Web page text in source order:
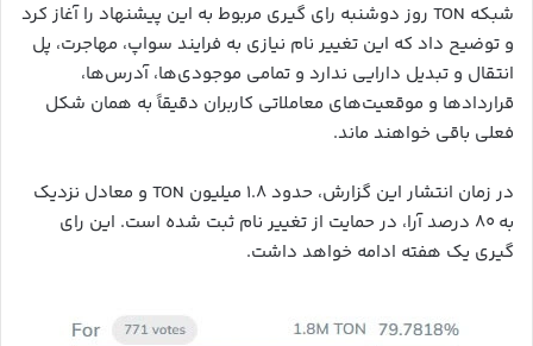
شبکه TON روز دوشنبه رای گیری مربوط به این پیشنهاد را آغاز کرد
و توضیح داد که این تغییر نام نیازی به فرایند سواپ، مهاجرت، پل
انتقال و تبدیل دارایی ندارد و تمامی موجودی‌ها، آدرس‌ها،
قراردادها و موقعیت‌های معاملاتی کاربران دقیقاً به همان شکل
فعلی باقی خواهند ماند.
در زمان انتشار این گزارش، حدود ۱.۸ میلیون TON و معادل نزدیک
به ۸۰ درصد آرا، در حمایت از تغییر نام ثبت شده است. این رای
گیری یک هفته ادامه خواهد داشت.